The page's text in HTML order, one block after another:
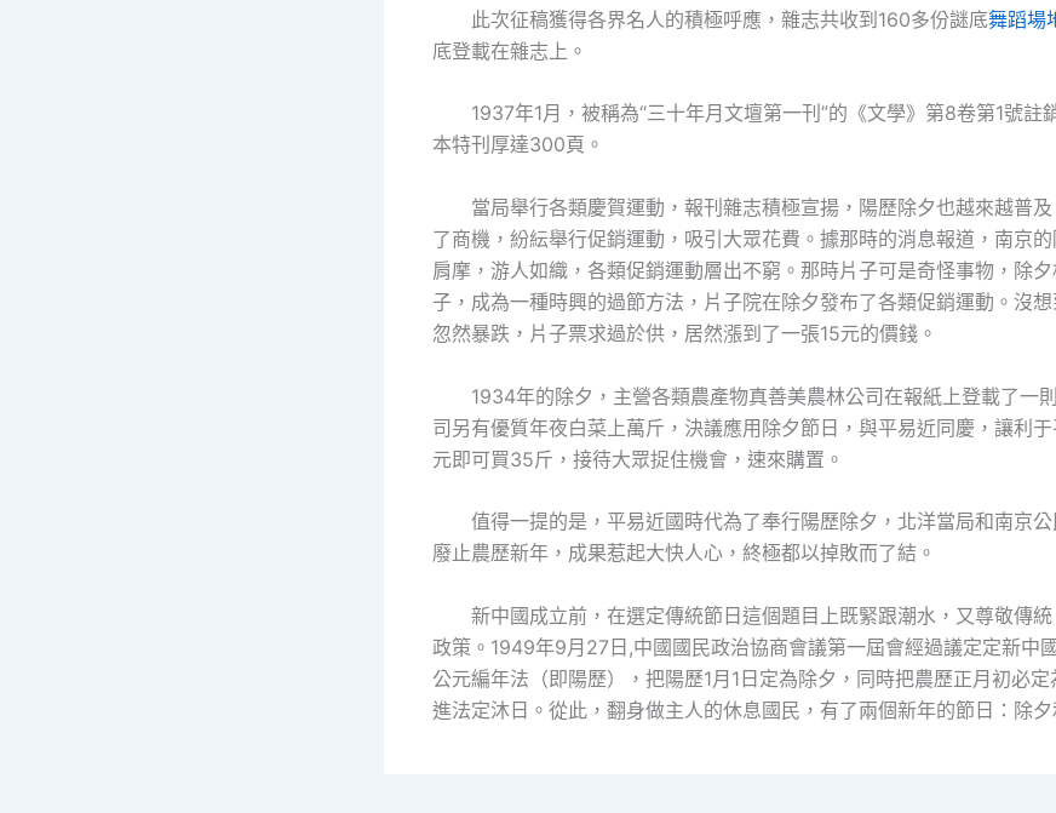
此次征稿獲得各界名人的積極呼應，雜志共收到160多份謎底舞蹈場
底登載在雜志上。
1937年1月，被稱為“三十年月文壇第一刊”的《文學》第8卷第1號註
本特刊厚達300頁。
當局舉行各類慶賀運動，報刊雜志積極宣揚，陽歷除夕也越來越普及
了商機，紛紜舉行促銷運動，吸引大眾花費。據那時的消息報道，南京
肩摩，游人如織，各類促銷運動層出不窮。那時片子可是奇怪事物，除
子，成為一種時興的過節方法，片子院在除夕發布了各類促銷運動。沒
忽然暴跌，片子票求過於供，居然漲到了一張15元的價錢。
1934年的除夕，主營各類農產物真善美農林公司在報紙上登載了一
司另有優質年夜白菜上萬斤，決議應用除夕節日，與平易近同慶，讓利
元即可買35斤，接待大眾捉住機會，速來購置。
值得一提的是，平易近國時代為了奉行陽歷除夕，北洋當局和南京
廢止農歷新年，成果惹起大快人心，終極都以掉敗而了結。
新中國成立前，在選定傳統節日這個題目上既緊跟潮水，又尊敬傳
政策。1949年9月27日,中國國民政治協商會議第一屆會經過議定定新中
公元編年法（即陽歷），把陽歷1月1日定為除夕，同時把農歷正月初必
進法定沐日。從此，翻身做主人的休息國民，有了兩個新年的節日：除夕